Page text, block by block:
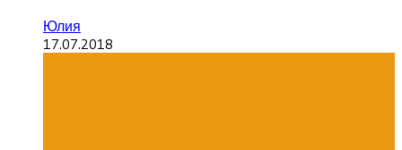
Юлия
17.07.2018